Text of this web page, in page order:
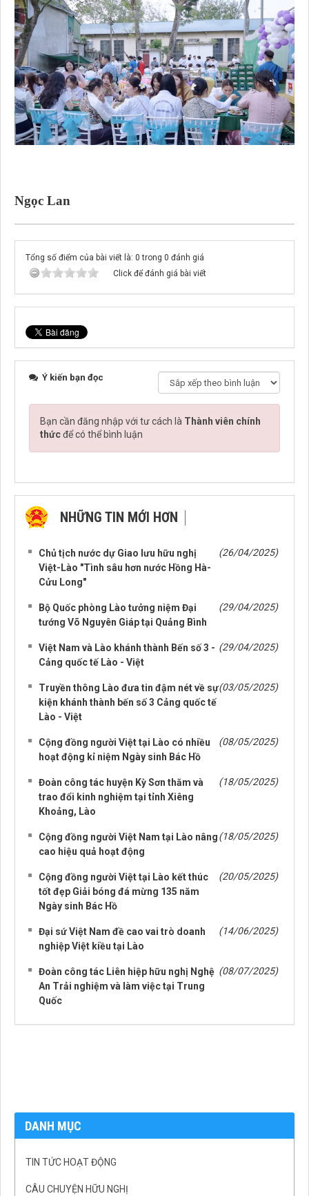
Ngọc Lan
Tổng số điểm của bài viết là: 0 trong 0 đánh giá
Click để đánh giá bài viết
Ý kiến bạn đọc
Bạn cần đăng nhập với tư cách là Thành viên chính
thứcđể có thể bình luận
NHỮNG TIN MỚI HƠN
Chủ tịch nước dự Giao lưu hữu nghị
Việt-Lào "Tình sâu hơn nước Hồng Hà-
Cửu Long"
(26/04/2025)
Bộ Quốc phòng Lào tưởng niệm Đại
tướng Võ Nguyên Giáp tại Quảng Bình
(29/04/2025)
Việt Nam và Lào khánh thành Bến số 3 -
Cảng quốc tế Lào - Việt
(29/04/2025)
Truyền thông Lào đưa tin đậm nét về sự
kiện khánh thành bến số 3 Cảng quốc tế
Lào - Việt
(03/05/2025)
Cộng đồng người Việt tại Lào có nhiều
hoạt động kỉ niệm Ngày sinh Bác Hồ
(08/05/2025)
Đoàn công tác huyện Kỳ Sơn thăm và
trao đổi kinh nghiệm tại tỉnh Xiêng
Khoảng, Lào
(18/05/2025)
Cộng đồng người Việt Nam tại Lào nâng
cao hiệu quả hoạt động
(18/05/2025)
Cộng đồng người Việt tại Lào kết thúc
tốt đẹp Giải bóng đá mừng 135 năm
Ngày sinh Bác Hồ
(20/05/2025)
Đại sứ Việt Nam đề cao vai trò doanh
nghiệp Việt kiều tại Lào
(14/06/2025)
Đoàn công tác Liên hiệp hữu nghị Nghệ
An Trải nghiệm và làm việc tại Trung
Quốc
(08/07/2025)
DANH MỤC
TIN TỨC HOẠT ĐỘNG
CÂU CHUYỆN HỮU NGHỊ